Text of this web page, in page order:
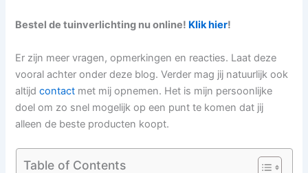
Bestel de tuinverlichting nu online! Klik hier!
Er zijn meer vragen, opmerkingen en reacties. Laat deze
vooral achter onder deze blog. Verder mag jij natuurlijk ook
altijdcontact met mij opnemen. Het is mijn persoonlijke
doel om zo snel mogelijk op een punt te komen dat jij
alleen de beste producten koopt.
Table of Contents